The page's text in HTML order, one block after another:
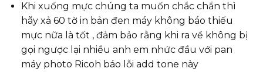
Khi xuống mực chúng ta muốn chắc chắn thì
hãy xả 60 tờ in bản đen máy không báo thiếu
mực nữa là tốt , đảm bảo rằng khi ra về không bị
gọi ngược lại nhiều anh em nhức đầu với pan
máy photo Ricoh báo lỗi add tone này